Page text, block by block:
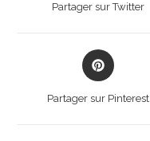
new
Partager sur Twitter
Opens
in
Partager sur Pinterest